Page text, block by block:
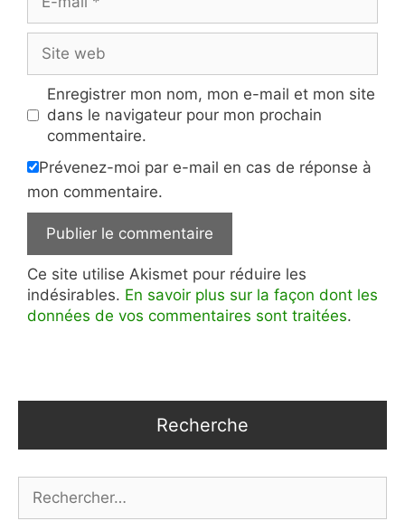
mail
web
Enregistrer mon nom, mon e-mail et mon site
dans le navigateur pour mon prochain
commentaire.
Prévenez-moi par e-mail en cas de réponse à
mon commentaire.
Ce site utilise Akismet pour réduire les
indésirables. En savoir plus sur la façon dont les
données de vos commentaires sont traitées.
Recherche